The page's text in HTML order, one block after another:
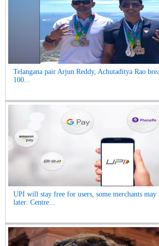
Telangana pair Arjun Reddy, Achutaditya Rao
100...
UPI will stay free for users, some merchants may
later: Centre...